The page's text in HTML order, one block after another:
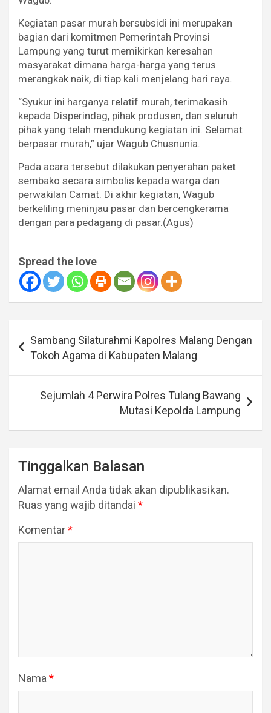
Kegiatan pasar murah bersubsidi ini merupakan
bagian dari komitmen Pemerintah Provinsi
Lampung yang turut memikirkan keresahan
masyarakat dimana harga-harga yang terus
merangkak naik, di tiap kali menjelang hari raya.
“Syukur ini harganya relatif murah, terimakasih
kepada Disperindag, pihak produsen, dan seluruh
pihak yang telah mendukung kegiatan ini. Selamat
berpasar murah,” ujar Wagub Chusnunia.
Pada acara tersebut dilakukan penyerahan paket
sembako secara simbolis kepada warga dan
perwakilan Camat. Di akhir kegiatan, Wagub
berkeliling meninjau pasar dan bercengkerama
dengan para pedagang di pasar.(Agus)
Spread the love
posSambang Silaturahmi Kapolres Malang Dengan
Tokoh Agama di Kabupaten Malang
Sejumlah 4 Perwira Polres Tulang Bawang
Mutasi Kepolda Lampung
Tinggalkan Balasan
Alamat email Anda tidak akan dipublikasikan.
Ruas yang wajib ditandai *
Komentar*
Nama *